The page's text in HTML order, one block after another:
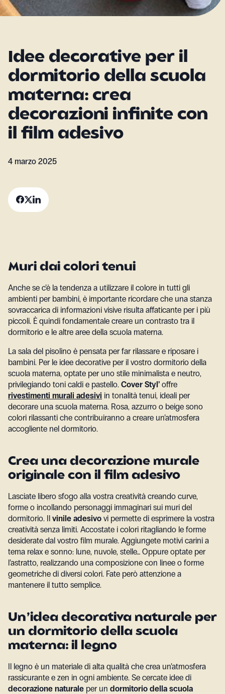
Idee decorative per il
dormitorio della scuola
materna: crea
decorazioni infinite con
il film adesivo
4 marzo 2025
Muri dai colori tenui
Anche se c’è la tendenza a utilizzare il colore in tutti gli
ambienti per bambini, è importante ricordare che una stanza
sovraccarica di informazioni visive risulta affaticante per i più
piccoli. È quindi fondamentale creare un contrasto tra il
dormitorio e le altre aree della scuola materna.
La sala del pisolino è pensata per far rilassare e riposare i
bambini. Per le idee decorative per il vostro dormitorio della
scuola materna, optate per uno stile minimalista e neutro,
privilegiando toni caldi e pastello. Cover Styl’ offre
rivestimenti murali adesivi in tonalità tenui, ideali per
decorare una scuola materna. Rosa, azzurro o beige sono
colori rilassanti che contribuiranno a creare un’atmosfera
accogliente nel dormitorio.
Crea una decorazione murale
originale con il film adesivo
Lasciate libero sfogo alla vostra creatività creando curve,
forme o incollando personaggi immaginari sui muri del
dormitorio. Il vinile adesivo vi permette di esprimere la vostra
creatività senza limiti. Accostate i colori ritagliando le forme
desiderate dal vostro film murale. Aggiungete motivi carini a
tema relax e sonno: lune, nuvole, stelle… Oppure optate per
l’astratto, realizzando una composizione con linee o forme
geometriche di diversi colori. Fate però attenzione a
mantenere il tutto semplice.
Un’idea decorativa naturale per
un dormitorio della scuola
materna: il legno
Il legno è un materiale di alta qualità che crea un’atmosfera
rassicurante e zen in ogni ambiente. Se cercate idee di
decorazione naturale per un dormitorio della scuola